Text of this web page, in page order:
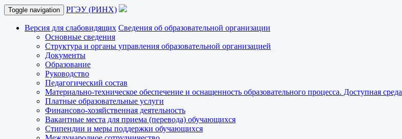
Toggle navigation РГЭУ (РИНХ)
Версия для слабовидящих Сведения об образовательной организации
Основные сведения
Структура и органы управления образовательной организацией
Документы
Образование
Руководство
Педагогический состав
Материально-техническое обеспечение и оснащенность образовательного процесса. Доступная среда
Платные образовательные услуги
Финансово-хозяйственная деятельность
Вакантные места для приема (перевода) обучающихся
Стипендии и меры поддержки обучающихся